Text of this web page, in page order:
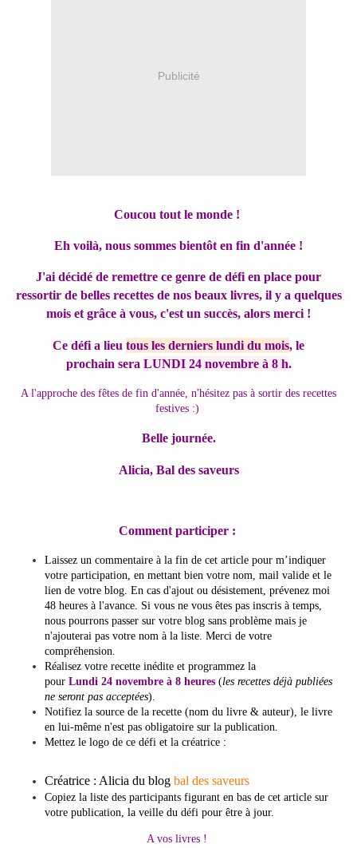
Publicité
Coucou tout le monde !
Eh voilà, nous sommes bientôt en fin d'année !
J'ai décidé de remettre ce genre de défi en place pour
ressortir de belles recettes de nos beaux livres, il y a quelques
mois et grâce à vous, c'est un succès, alors merci !
Ce défi a lieu tous les derniers lundi du mois, le
prochain sera LUNDI 24 novembre à 8 h.
A l'approche des fêtes de fin d'année, n'hésitez pas à sortir des recettes
festives :)
Belle journée.
Alicia, Bal des saveurs
Comment participer :
Laissez un commentaire à la fin de cet article pour m’indiquer
votre participation, en mettant bien votre nom, mail valide et le
lien de votre blog. En cas d'ajout ou désistement, prévenez moi
48 heures à l'avance. Si vous ne vous êtes pas inscris à temps,
nous pourrons passer sur votre blog sans problème mais je
n'ajouterai pas votre nom à la liste. Merci de votre
compréhension.
Réalisez votre recette inédite et programmez la
pour Lundi 24 novembre à 8 heures (les recettes déjà publiées
ne seront pas acceptées).
Notifiez la source de la recette (nom du livre & auteur), le livre
en lui-même n'est pas obligatoire sur la publication.
Mettez le logo de ce défi et la créatrice :
Créatrice : Alicia du blog bal des saveurs
Copiez la liste des participants figurant en bas de cet article sur
votre publication, la veille du défi pour être à jour.
A vos livres !